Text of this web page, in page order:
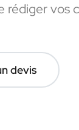
rédiger vos
devis